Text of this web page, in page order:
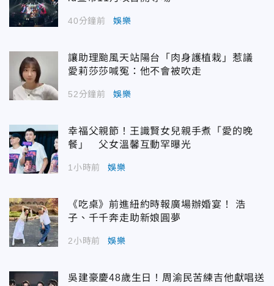
40分鐘前 娛樂
讓助理颱風天站陽台「肉身護植栽」惹議
愛莉莎莎喊冤：他不會被吹走
52分鐘前 娛樂
幸福父親節！王識賢女兒親手煮「愛的晚
餐」 父女溫馨互動罕曝光
1小時前 娛樂
《吃桌》前進紐約時報廣場辦婚宴！ 浩
子、千千奔走助新娘圓夢
2小時前 娛樂
吳建豪慶48歲生日！周渝民苦練吉他獻唱送